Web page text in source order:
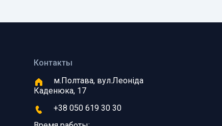
Контакты
м.Полтава, вул.Леоніда
Каденюка, 17
+38 050 619 30 30